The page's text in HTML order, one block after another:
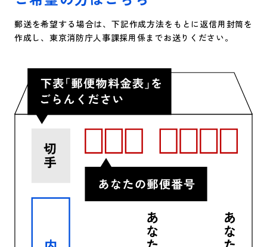
郵送を希望する場合は、下記作成方法をもとに返信用封筒を
作成し、東京消防庁人事課採用係までお送りください。